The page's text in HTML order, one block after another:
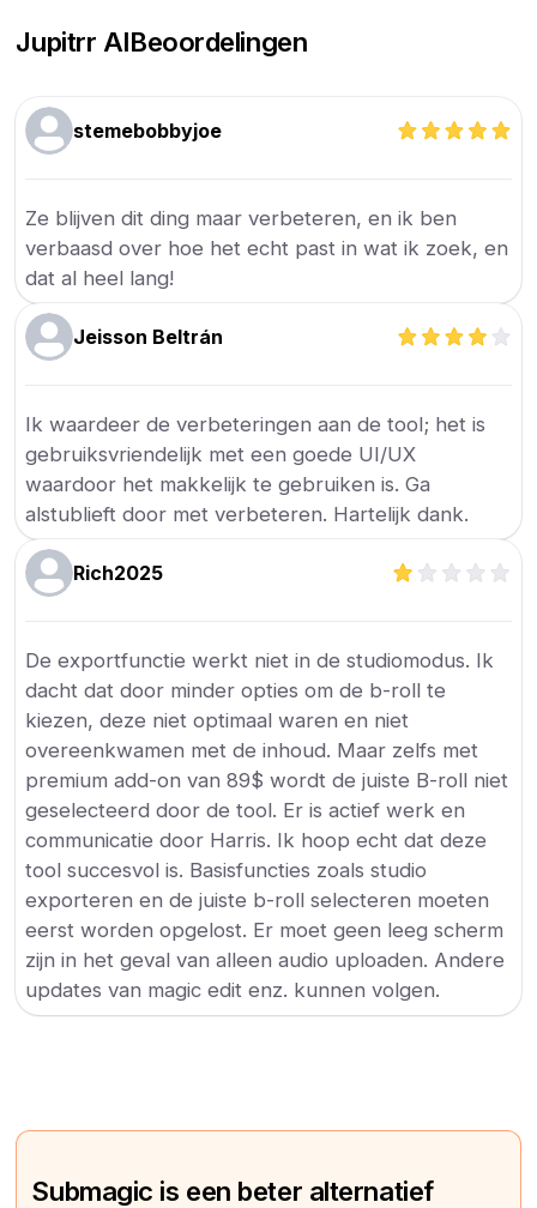
Jupitrr AIBeoordelingen
stemebobbyjoe
Ze blijven dit ding maar verbeteren, en ik ben
verbaasd over hoe het echt past in wat ik zoek, en
dat al heel lang!
Jeisson Beltrán
Ik waardeer de verbeteringen aan de tool; het is
gebruiksvriendelijk met een goede UI/UX
waardoor het makkelijk te gebruiken is. Ga
alstublieft door met verbeteren. Hartelijk dank.
Rich2025
De exportfunctie werkt niet in de studiomodus. Ik
dacht dat door minder opties om de b-roll te
kiezen, deze niet optimaal waren en niet
overeenkwamen met de inhoud. Maar zelfs met
premium add-on van 89$ wordt de juiste B-roll niet
geselecteerd door de tool. Er is actief werk en
communicatie door Harris. Ik hoop echt dat deze
tool succesvol is. Basisfuncties zoals studio
exporteren en de juiste b-roll selecteren moeten
eerst worden opgelost. Er moet geen leeg scherm
zijn in het geval van alleen audio uploaden. Andere
updates van magic edit enz. kunnen volgen.
Submagic is een beter alternatief